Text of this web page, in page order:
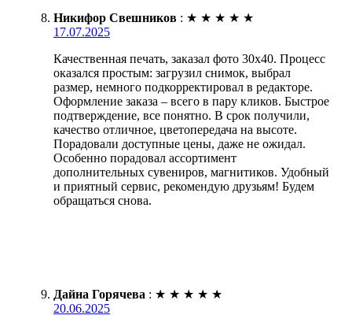
Никифор Свешников : ★ ★ ★ ★ ★
17.07.2025
Качественная печать, заказал фото 30х40. Процесс
оказался простым: загрузил снимок, выбрал
размер, немного подкорректировал в редакторе.
Оформление заказа – всего в пару кликов. Быстрое
подтверждение, все понятно. В срок получили,
качество отличное, цветопередача на высоте.
Порадовали доступные цены, даже не ожидал.
Особенно порадовал ассортимент
дополнительных сувениров, магнитиков. Удобный
и приятный сервис, рекомендую друзьям! Будем
обращаться снова.
Дайна Горячева : ★ ★ ★ ★ ★
20.06.2025